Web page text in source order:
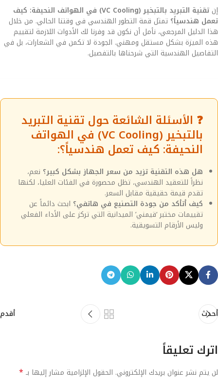
إن
تقنية التبريد بالتبخير (VC Cooling) في الهواتف النحيفة: كيف
تعمل هندسياً؟ تمثل قمة التطور الهندسي في وقتنا الحالي. من خلال
هذا الدليل المرجعي، نأمل أن نكون قد وفرنا لك الأدوات اللازمة لتقييم
هذه الميزة بشكل مستقل ومهني. الجودة لا تكمن في الشعارات، بل في
التفاصيل الهندسية التي شرحناها بالتفصيل.
❓ الأسئلة الشائعة حول تقنية التبريد
بالتبخير (VC Cooling) في الهواتف
النحيفة: كيف تعمل هندسياً؟:
هل هذه التقنية تزيد من سعر الجهاز بشكل كبير؟ نعم،
نظراً للتعقيد الهندسي، تظل محصورة في الفئات العليا، لكنها
تقدم قيمة حقيقية مقابل السعر.
كيف أتأكد من جودة التصنيع في هاتفي؟ ابحث دائماً عن
تقييمات مختبر ‘قيمني’ الميدانية التي تركز على الأداء الفعلي
وليس الأرقام التسويقية.
أحدث أقدم
اترك تعليقاً
لن يتم نشر عنوان بريدك الإلكتروني. الحقول الإلزامية مشار إليها بـ *